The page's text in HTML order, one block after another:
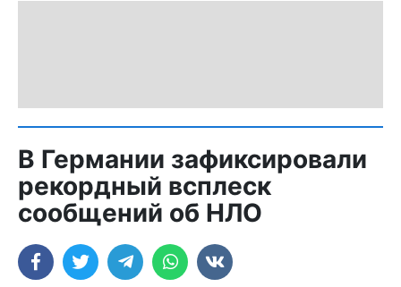
В Германии зафиксировали
рекордный всплеск
сообщений об НЛО